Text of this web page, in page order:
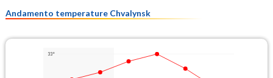
Andamento temperature Chvalynsk
33°